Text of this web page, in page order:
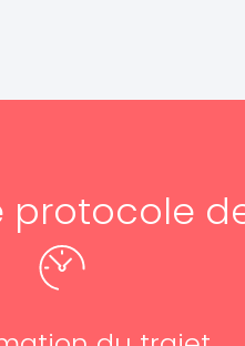
protocole